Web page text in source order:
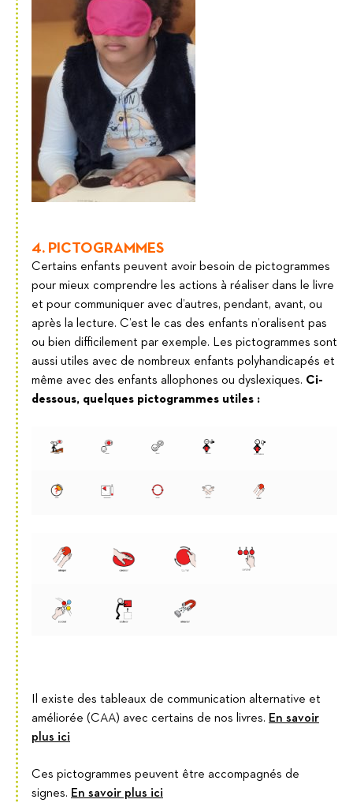
4. PICTOGRAMMES
Certains enfants peuvent avoir besoin de pictogrammes
pour mieux comprendre les actions à réaliser dans le livre
et pour communiquer avec d’autres, pendant, avant, ou
après la lecture. C’est le cas des enfants n’oralisent pas
ou bien difficilement par exemple. Les pictogrammes sont
aussi utiles avec de nombreux enfants polyhandicapés et
même avec des enfants allophones ou dyslexiques. Ci-
dessous, quelques pictogrammes utiles :
Il existe des tableaux de communication alternative et
améliorée (CAA) avec certains de nos livres. En savoir
plus ici
Ces pictogrammes peuvent être accompagnés de
signes. En savoir plus ici